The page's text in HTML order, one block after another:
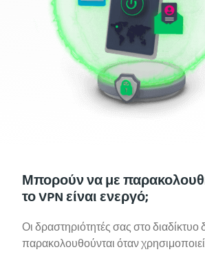
Μπορούν να με
το VPN είναι ενεργό;
Οι δραστηριότητές σας στο
παρακολουθούνται όταν